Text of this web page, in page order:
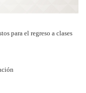
para el regreso a clases